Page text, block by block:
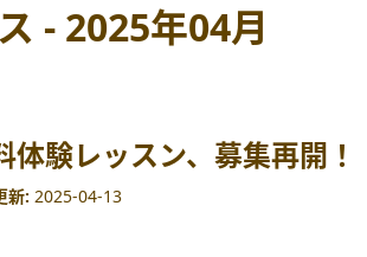
- 2025年04月
体験レッスン、募集再開！
新 2025-04-13